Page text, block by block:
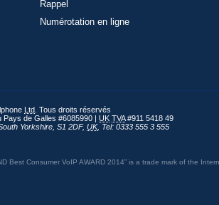
Rappel
Numérotation en ligne
Ltd . Tous droits réservés
Pays de Galles #6085990 | UK TVA#911 5418 49
Yorkshire S1 2DF, UK, Tel: 0333 555 3 555
Best Consumer VoIP AWARD 2014” is a trade mark of the